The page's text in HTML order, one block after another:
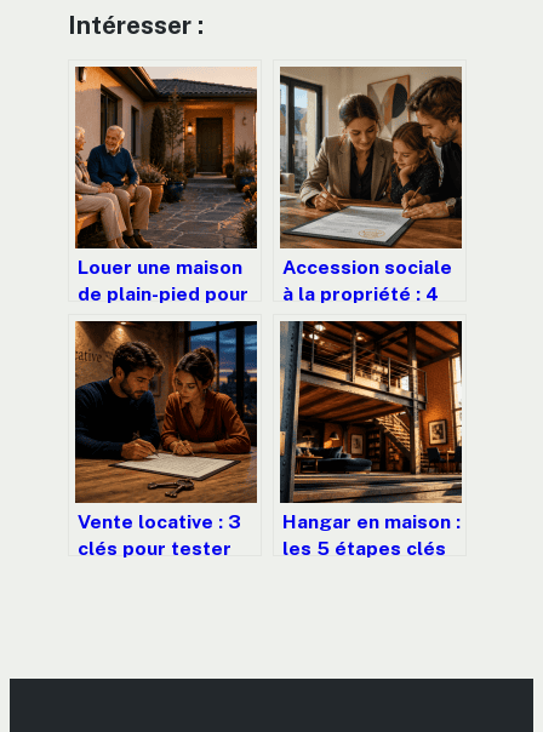
Intéresser :
Louer une maison
de plain-pied pour
senior : 4 critères
pour garantir
autonomie et
sécurité
Accession sociale
à la propriété : 4
leviers pour
devenir
propriétaire sans
apport massif
Vente locative : 3
clés pour tester
Hangar en maison :
les 5 étapes clés